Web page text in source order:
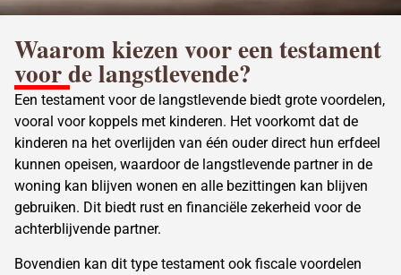
Waarom kiezen voor een testament
voor de langstlevende?
Een testament voor de langstlevende biedt grote voordelen,
vooral voor koppels met kinderen. Het voorkomt dat de
kinderen na het overlijden van één ouderdirect hun erfdeel
kunnen opeisen, waardoor de langstlevende partner in de
woning kan blijven wonen en alle bezittingen kan blijven
gebruiken. Dit biedt rust en financiële zekerheid voor de
achterblijvende partner.
Bovendien kan dit type testament ook fiscale voordelen